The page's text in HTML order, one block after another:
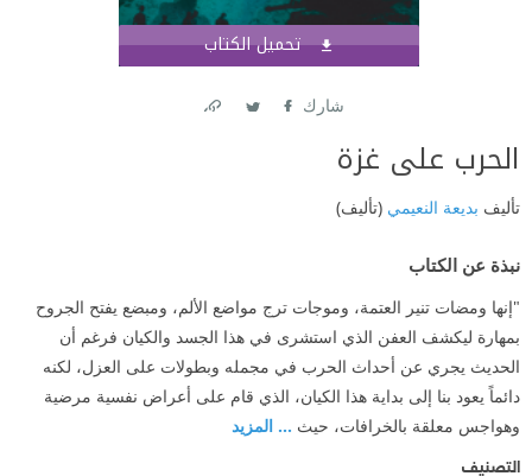
تحميل الكتاب
شارك
الحرب على غزة
تأليف بديعة النعيمي (تأليف)
نبذة عن الكتاب
"إنها ومضات تنير العتمة، وموجات ترج مواضع الألم، ومبضع يفتح الجروح
بمهارة ليكشف العفن الذي استشرى في هذا الجسد والكيان فرغم أن
الحديث يجري عن أحداث الحرب في مجمله وبطولات على العزل، لكنه
دائماً يعود بنا إلى بداية هذا الكيان، الذي قام على أعراض نفسية مرضية
وهواجس معلقة بالخرافات، حيث ... المزيد
التصنيف